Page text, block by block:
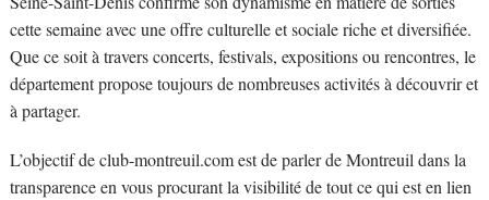
cette semaine avec une offre culturelle et sociale riche et diversifiée.
Que ce soit à travers concerts, festivals, expositions ou rencontres, le
département propose toujours de nombreuses activités à découvrir et
à partager.
L’objectif de club-montreuil.com est de parler de Montreuil dans la
transparence en vous procurant la visibilité de tout ce qui est en lien